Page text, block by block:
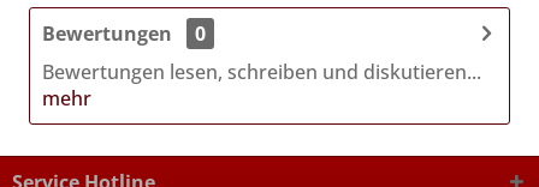
Bewertungen
0
Bewertungen lesen, schreiben und diskutieren...
mehr